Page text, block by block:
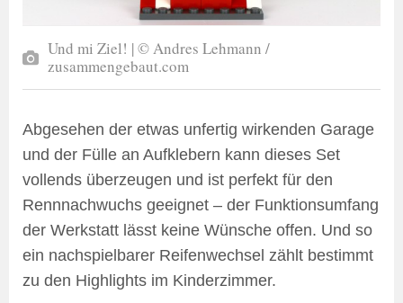
Und mi Ziel! | © Andres Lehmann /
zusammengebaut.com
Abgesehen der etwas unfertig wirkenden Garage
und der Fülle an Aufklebern kann dieses Set
vollends überzeugen und ist perfekt für den
Rennnachwuchs geeignet – der Funktionsumfang
der Werkstatt lässt keine Wünsche offen. Und so
ein nachspielbarer Reifenwechsel zählt bestimmt
zu den Highlights im Kinderzimmer.